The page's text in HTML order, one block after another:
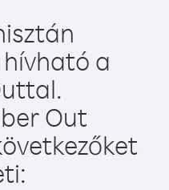
a
Out